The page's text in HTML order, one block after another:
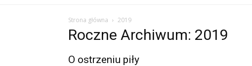
Strona główna 2019
Roczne Archiwum: 2019
O ostrzeniu piły